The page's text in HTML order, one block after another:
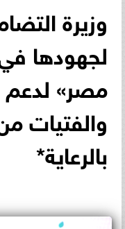
وزيرة
لجهودها
مصر» لدعم
والفتيات
بالرعاية*